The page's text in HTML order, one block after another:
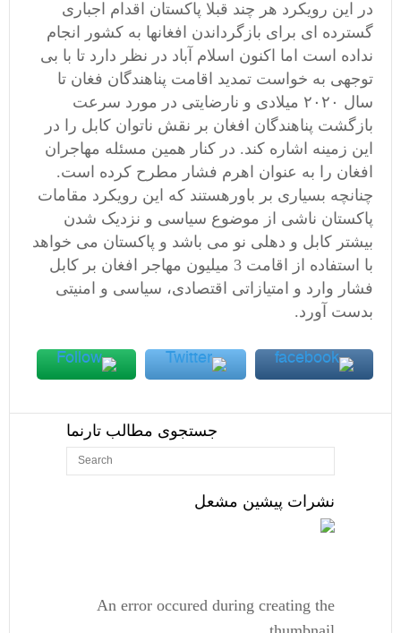
در این رویکرد هر چند قبلا پاکستان اقدام اجباری
گسترده ای برای بازگرداندن افغان‏ها به کشور انجام
نداده است اما اکنون اسلام آباد در نظر دارد تا با بی
توجهی به خواست تمدید اقامت پناهندگان فغان تا
سال ۲۰۲۰ میلادی و نارضایتی در مورد سرعت
بازگشت پناهندگان افغان بر نقش ناتوان کابل را در
این زمینه اشاره کند. در کنار همین مسئله مهاجران
افغان را به عنوان اهرم فشار مطرح کرده است.
چنانچه بسیاری بر باورهستند که این رویکرد مقامات
پاکستان ناشی از موضوع سیاسی و نزدیک شدن
بیشتر کابل و دهلی نو می باشد و پاکستان می خواهد
با استفاده از اقامت 3 میلیون مهاجر افغان بر کابل
فشار وارد و امتیازاتی اقتصادی، سیاسی و امنیتی
بدست آورد.
جستجوی مطالب تارنما
نشرات پیشین مشعل
An error occured during creating the